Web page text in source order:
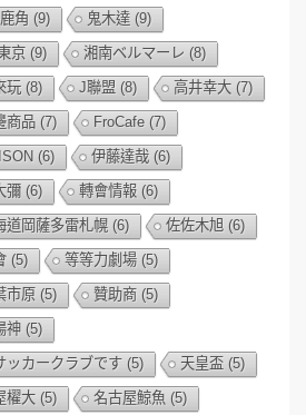
角 (9) 鬼木達 (9)
京 (9) 湘南ベルマーレ (8)
玩 (8) J聯盟 (8) 高井幸大 (7)
商品 (7) FroCafe (7)
(6) 伊藤達哉 (6)
彌 (6) 轉會情報 (6)
道岡薩多雷札幌 (6) 佐佐木旭 (6)
(5) 等等力劇場 (5)
市原 (5) 贊助商 (5)
神 (5)
ッカークラブです (5) 天皇盃 (5)
櫂大 (5) 名古屋鯨魚 (5)